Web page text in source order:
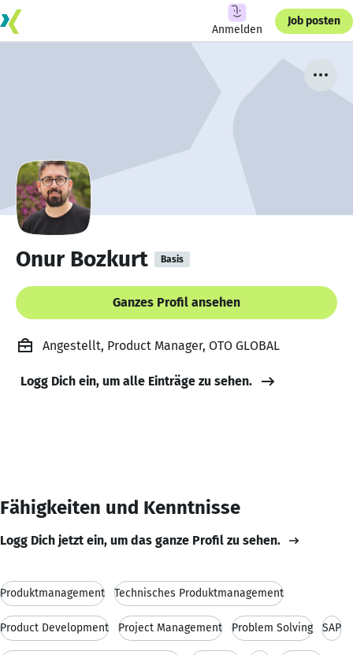
Anmelden
Job posten
Onur Bozkurt Basis
Ganzes Profil ansehen
Angestellt, Product Manager, OTO GLOBAL
Logg Dich ein, um alle Einträge zu sehen.
Fähigkeiten und Kenntnisse
Logg Dich jetzt ein, um das ganze Profil zu sehen.
Produktmanagement Technisches Produktmanagement
Product Development Project Management Problem Solving SAP